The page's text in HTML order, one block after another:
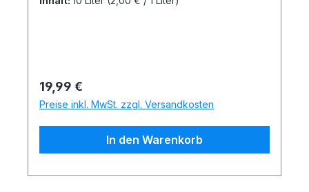
Regulärer Preis:
19,99 €
Preise inkl. MwSt. zzgl. Versandkosten
In den Warenkorb